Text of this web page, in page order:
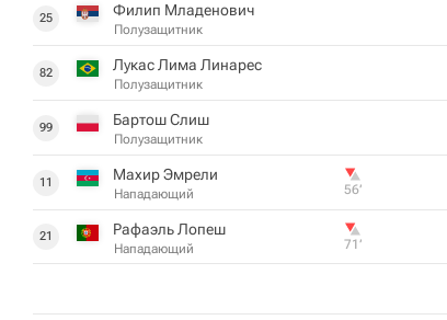
25 Филип Младенович
Полузащитник
82 Лукас Лима Линарес
Полузащитник
99 Бартош Слиш
Полузащитник
11 Махир Эмрели
Нападающий 56‎’‎
21 Рафаэль Лопеш
Нападающий 71‎’‎